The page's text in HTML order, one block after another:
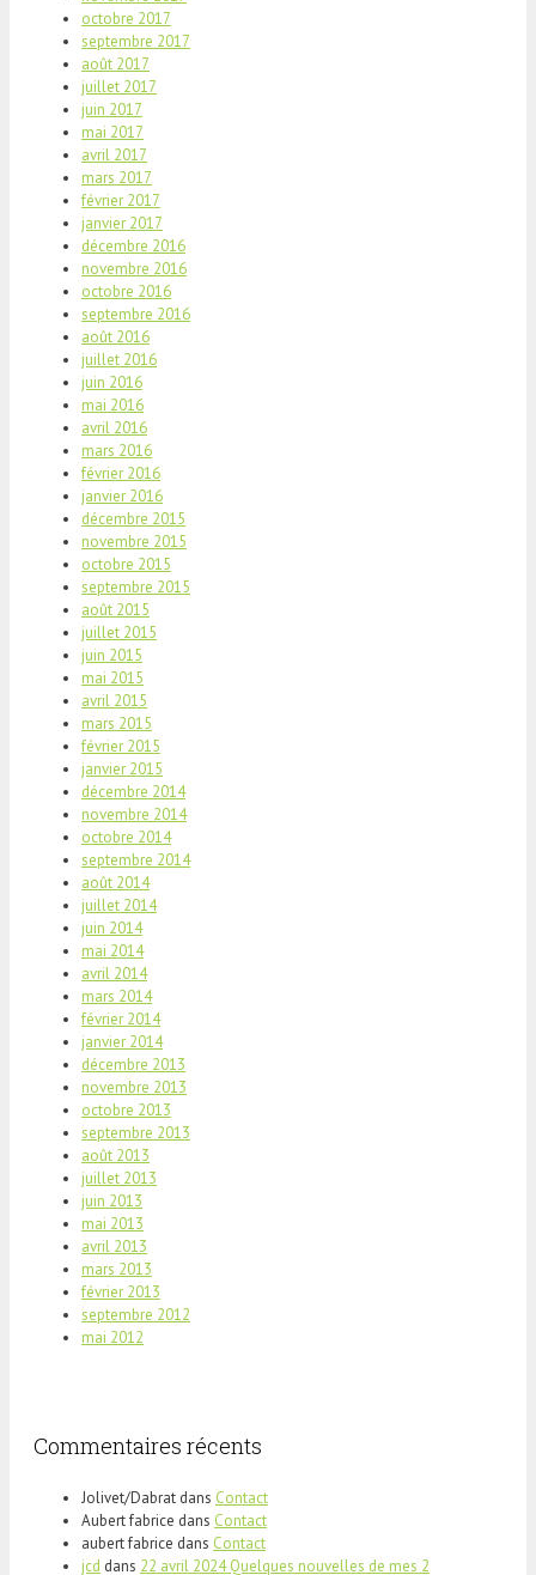
octobre 2017
septembre 2017
août 2017
juillet 2017
juin 2017
mai 2017
avril 2017
mars 2017
février 2017
janvier 2017
décembre 2016
novembre 2016
octobre 2016
septembre 2016
août 2016
juillet 2016
juin 2016
mai 2016
avril 2016
mars 2016
février 2016
janvier 2016
décembre 2015
novembre 2015
octobre 2015
septembre 2015
août 2015
juillet 2015
juin 2015
mai 2015
avril 2015
mars 2015
février 2015
janvier 2015
décembre 2014
novembre 2014
octobre 2014
septembre 2014
août 2014
juillet 2014
juin 2014
mai 2014
avril 2014
mars 2014
février 2014
janvier 2014
décembre 2013
novembre 2013
octobre 2013
septembre 2013
août 2013
juillet 2013
juin 2013
mai 2013
avril 2013
mars 2013
février 2013
septembre 2012
mai 2012
Commentaires récents
Jolivet/Dabrat dans Contact
Aubert fabrice dans Contact
aubert fabrice dans Contact
jcd dans 22 avril 2024 Quelques nouvelles de mes 2